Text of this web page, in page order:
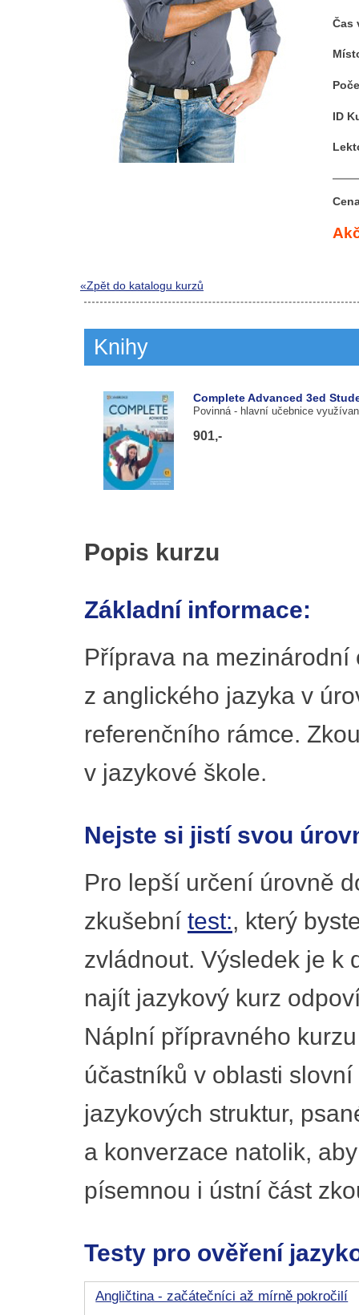
Čas
ID
«Zpět do katalogu kurzů
Knihy
Complete Advanced 3ed
Povinná - hlavní učebnice
901,-
Popis kurzu
Základní informace:
Příprava na
z anglického jazyka v
referenčního rámce.
v jazykové škole.
Nejste si jistí svou
Pro lepší určení úrovně
zkušební test:, který
zvládnout. Výsledek je k
najít jazykový kurz
Náplní přípravného
účastníků v oblasti
jazykových struktur,
a konverzace natolik,
písemnou i ústní část
Testy pro ověření
Angličtina - začátečníci až mírně pokročilí